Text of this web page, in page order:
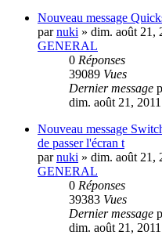
Nouveau message
parnuki » dim. août 21,
GENERAL
0 Réponses
39089 Vues
Dernier message
dim. août 21,
Nouveau message
de passer l'écran t
parnuki » dim. août 21,
GENERAL
0 Réponses
39383 Vues
Dernier message
dim. août 21,